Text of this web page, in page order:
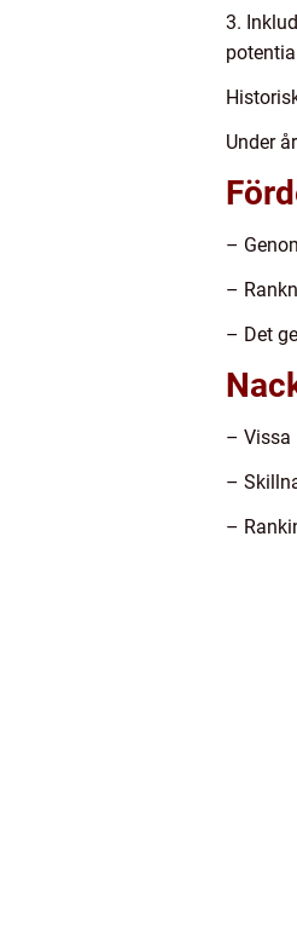
3.
Under
–
–
– Det
– Vissa
–
–